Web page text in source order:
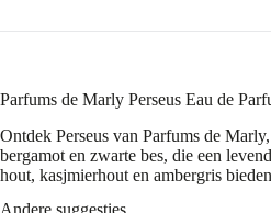
Parfums de Marly Perseus Eau de
Ontdek Perseus van Parfums de
bergamot en zwarte bes, die een
hout, kasjmierhout en ambergris
Andere suggesties…